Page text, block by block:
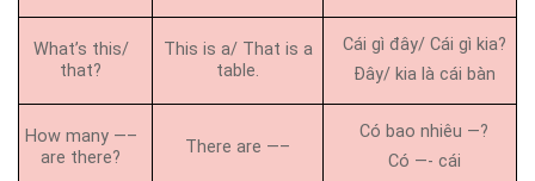
What’s this/
that?
This is a/ That is a
table.
Cái gì đây/ Cái gì kia?
Đây/ kia là cái bàn
How many —–
are there?
There are —–
Có bao nhiêu —?
Có —- cái